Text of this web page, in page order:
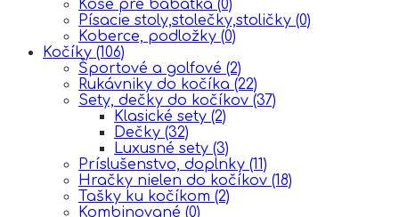
Koše pre bábätká (0)
Písacie stoly,stolečky,stoličky (0)
Koberce, podložky (0)
Kočíky (106)
Športové a golfové (2)
Rukávniky do kočíka (22)
Sety, dečky do kočíkov (37)
Klasické sety (2)
Dečky (32)
Luxusné sety (3)
Príslušenstvo, doplnky (11)
Hračky nielen do kočíkov (18)
Tašky ku kočíkom (2)
Kombinované (0)